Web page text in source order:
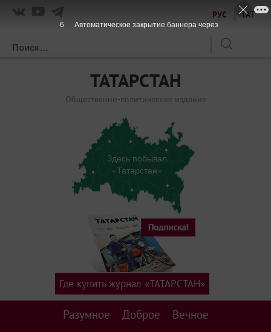
РУС ТАТ
ТАТАРСТАН
Общественно-политическое издание
Здесь побывал
«Татарстан»
Разумное Доброе Вечное
Где купить журнал «ТАТАРСТАН»
6 Автоматическое закрытие баннера через